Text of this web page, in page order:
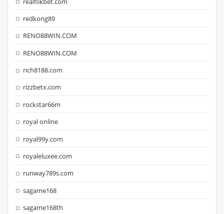
redkong89
RENO88WIN.COM
RENO88WIN.COM
rich8188.com
rizzbetx.com
rockstar66m
royal online
royal99y.com
royaleluxee.com
runway789s.com
sagame168
sagame168th